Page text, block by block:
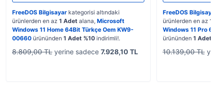
FreeDOS Bilgisayar kategorisi altındaki
ürünlerden en az 1 Adet alana, Microsoft
Windows 11 Home 64Bit Türkçe Oem KW9-
00660 ürününden 1 Adet %10 indirimli!.
8.809,00 TL yerine sadece 7.928,10 TL
FreeDOS Bilgisayar
ürünlerden en az 1
Windows 11 Pro
ürününden 1 Adet
10.139,00 TL